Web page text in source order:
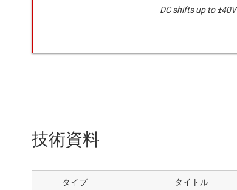
DC shifts up to ±40V
技術資料